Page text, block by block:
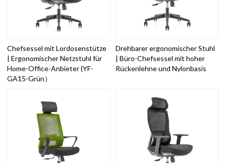
Chefsessel mit Lordosenstütze
| Ergonomischer Netzstuhl für
Home-Office-Anbieter (YF-
GA15-Grün）
Drehbarer ergonomischer Stuhl
| Büro-Chefsessel mit hoher
Rückenlehne und Nylonbasis